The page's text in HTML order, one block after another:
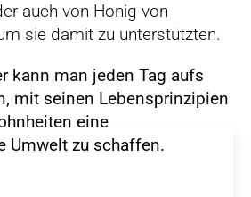
auch von Honig von
sie damit zu unterstützten.
kann man jeden Tag aufs
mit seinen Lebensprinzipien
eine
Umwelt zu schaffen.